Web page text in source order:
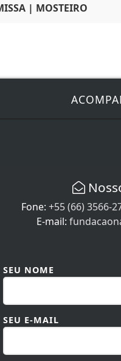
| MOSTEIRO
Fone: +55 (66) 3566-
E-mail:
SEU NOME
SEU E-MAIL